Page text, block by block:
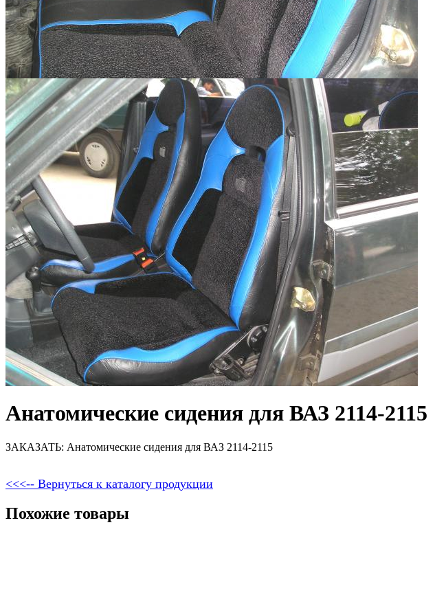
Анатомические сидения для ВАЗ 2114-2115
ЗАКАЗАТЬ: Анатомические сидения для ВАЗ 2114-2115
<<<-- Вернуться к каталогу продукции
Похожие товары